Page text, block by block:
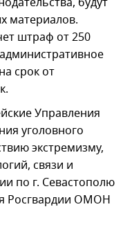
материалов.
штраф от 250
срок от
Управления
уголовного
экстремизму,
связи и
по г. Севастополю
Росгвардии ОМОН